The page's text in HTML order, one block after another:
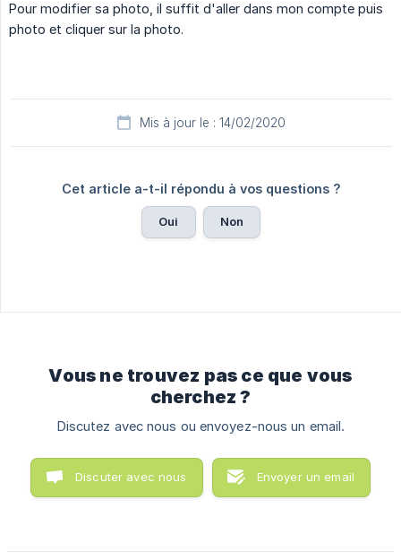
Pour modifier sa photo, il suffit d'aller dans mon compte puis
photo et cliquer sur la photo.
Mis à jour le : 14/02/2020
Cet article a-t-il répondu à vos questions ?
Oui Non
Vous ne trouvez pas ce que vous
cherchez ?
Discutez avec nous ou envoyez-nous un email.
Discuter avec nous Envoyer un email